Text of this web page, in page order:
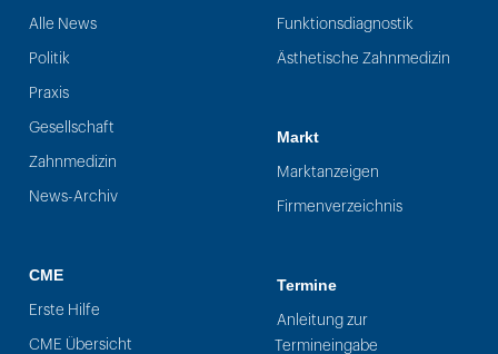
Alle News
Politik
Praxis
Gesellschaft
Zahnmedizin
News-Archiv
CME
Erste Hilfe
CME Übersicht
Funktionsdiagnostik
Ästhetische Zahnmedizin
Markt
Marktanzeigen
Firmenverzeichnis
Termine
Anleitung zur
Termineingabe